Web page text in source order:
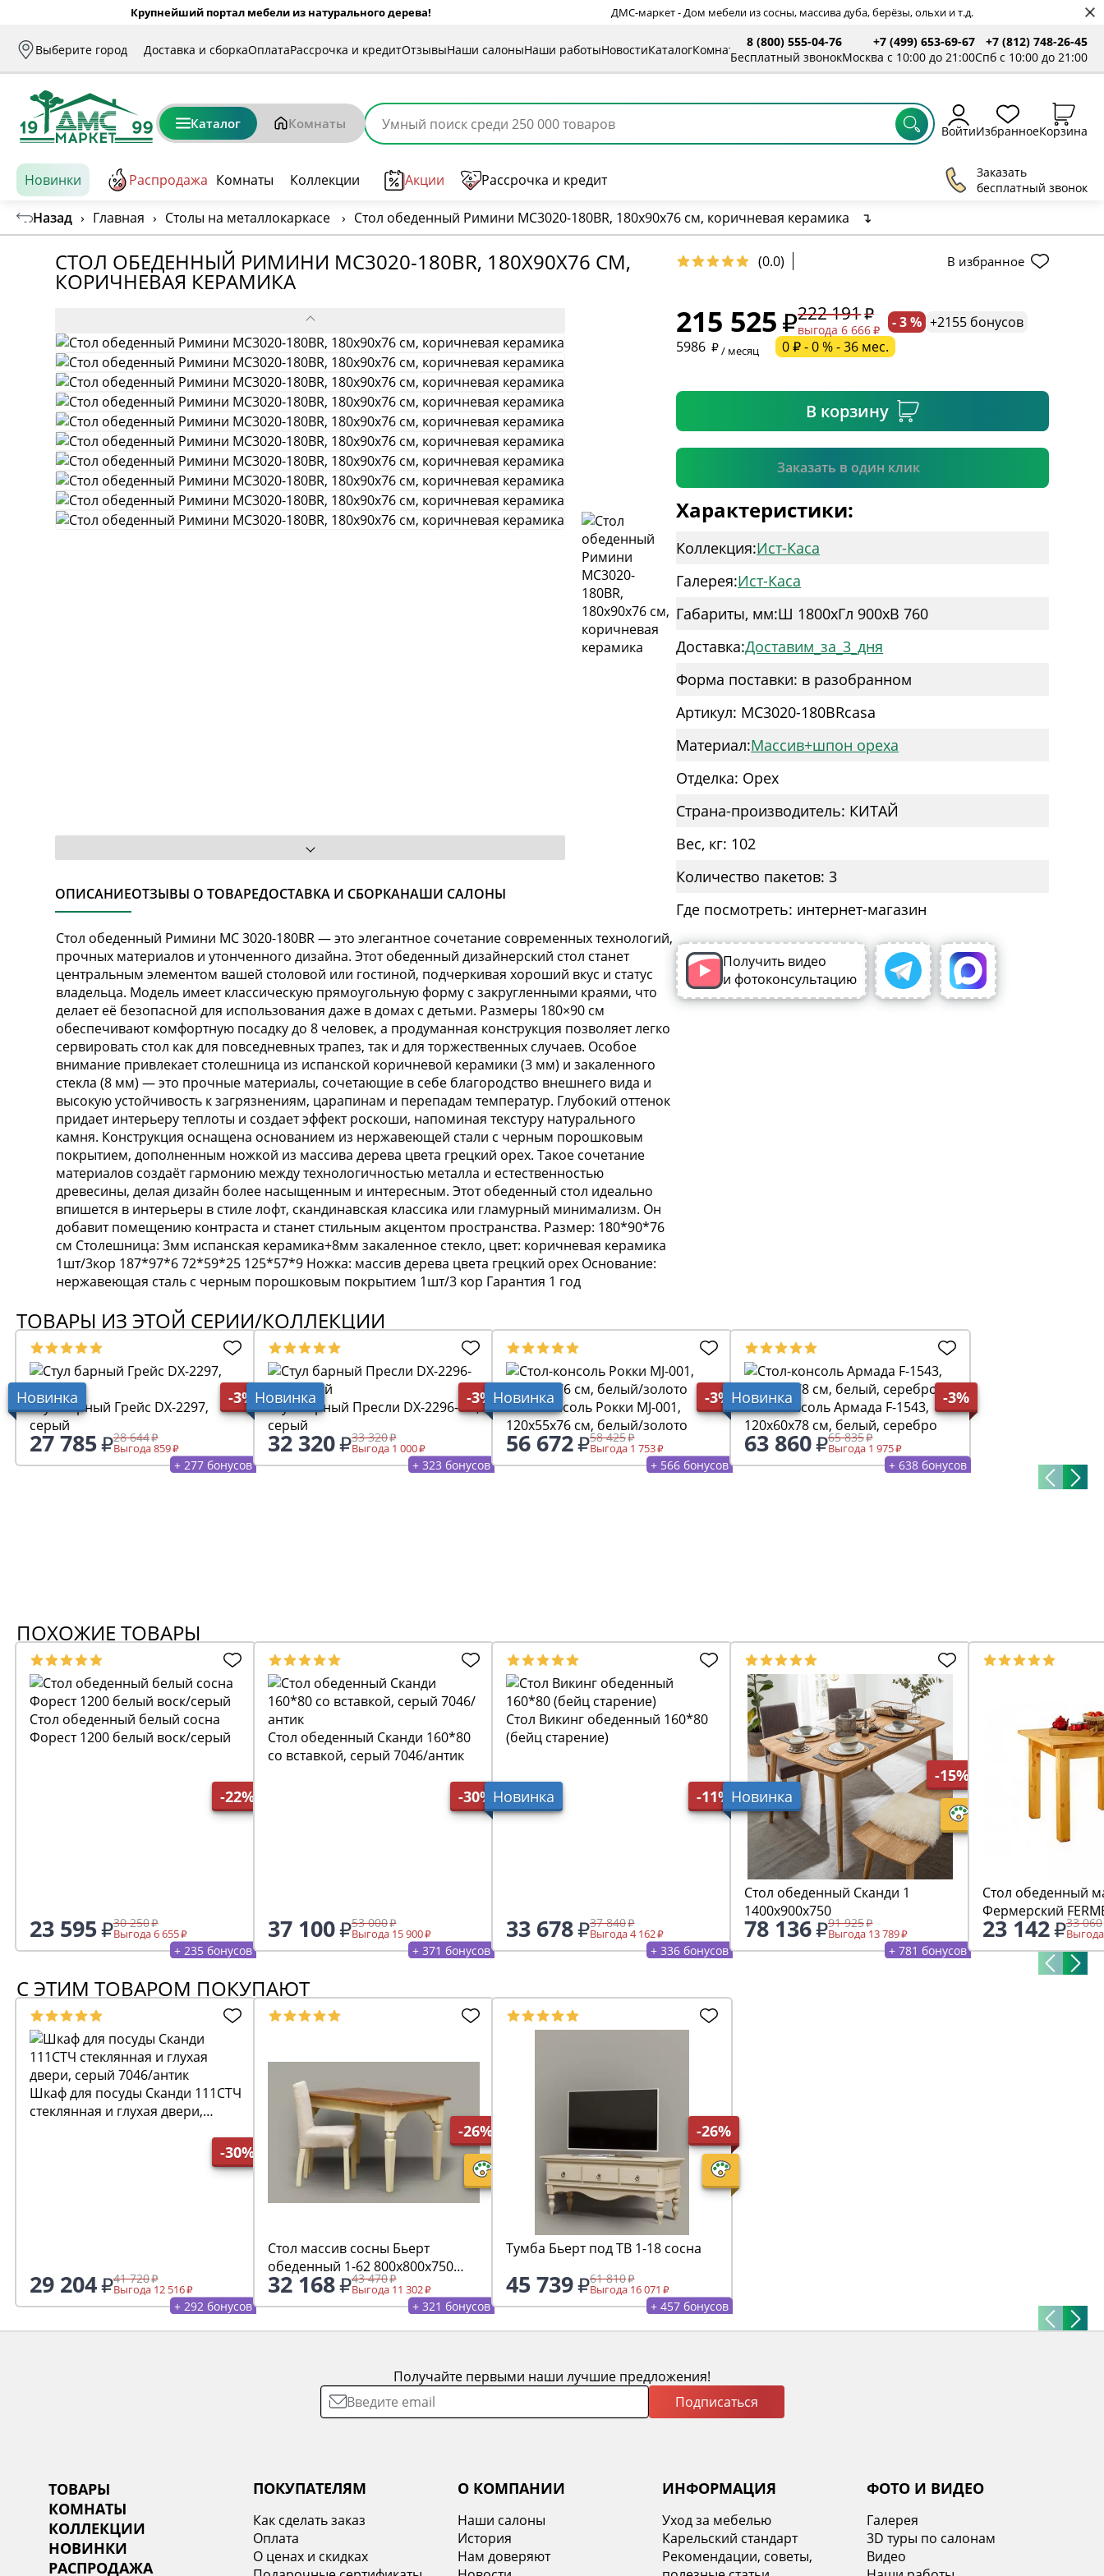
Крупнейший портал мебели из натурального дерева! ДМС-маркет - Дом мебели из сосны, массива дуба, берёзы, ольхи и т.д.
Выберите город Доставка и сборкаОплатаРассрочка и кредитОтзывыНаши салоныНаши работыНовостиКаталогКомнаты
8 (800) 555-04-76
Бесплатный звонок
+7 (499) 653-69-67
Москва с 10:00 до 21:00
+7 (812) 748-26-45
Спб с 10:00 до 21:00
Каталог Комнаты ВойтиИзбранноеКорзина
Новинки Распродажа Комнаты Коллекции Акции Рассрочка и кредит
Заказать
бесплатный звонок
Назад › Главная › Столы на металлокаркасе › Стол обеденный Римини MC3020-180BR, 180х90х76 см, коричневая керамика ↴
СТОЛ ОБЕДЕННЫЙ РИМИНИ MC3020-180BR, 180Х90Х76 СМ,
КОРИЧНЕВАЯ КЕРАМИКА
(0.0) В избранное
ОПИСАНИЕОТЗЫВЫ О ТОВАРЕДОСТАВКА И СБОРКАНАШИ САЛОНЫ
Стол обеденный Римини MC 3020-180BR — это элегантное сочетание современных технологий,
прочных материалов и утонченного дизайна. Этот обеденный дизайнерский стол станет
центральным элементом вашей столовой или гостиной, подчеркивая хороший вкус и статус
владельца. Модель имеет классическую прямоугольную форму с закругленными краями, что
делает её безопасной для использования даже в домах с детьми. Размеры 180×90 см
обеспечивают комфортную посадку до 8 человек, а продуманная конструкция позволяет легко
сервировать стол как для повседневных трапез, так и для торжественных случаев. Особое
внимание привлекает столешница из испанской коричневой керамики (3 мм) и закаленного
стекла (8 мм) — это прочные материалы, сочетающие в себе благородство внешнего вида и
высокую устойчивость к загрязнениям, царапинам и перепадам температур. Глубокий оттенок
придает интерьеру теплоты и создает эффект роскоши, напоминая текстуру натурального
камня. Конструкция оснащена основанием из нержавеющей стали с черным порошковым
покрытием, дополненным ножкой из массива дерева цвета грецкий орех. Такое сочетание
материалов создаёт гармонию между технологичностью металла и естественностью
древесины, делая дизайн более насыщенным и интересным. Этот обеденный стол идеально
впишется в интерьеры в стиле лофт, скандинавская классика или гламурный минимализм. Он
добавит помещению контраста и станет стильным акцентом пространства. Размер: 180*90*76
см Столешница: 3мм испанская керамика+8мм закаленное стекло, цвет: коричневая керамика
1шт/3кор 187*97*6 72*59*25 125*57*9 Ножка: массив дерева цвета грецкий орех Основание:
нержавеющая сталь с черным порошковым покрытием 1шт/3 кор Гарантия 1 год
215 525 222 191
выгода 6 666 - 3 % +2155 бонусов
5986
/ месяц 0 ₽ - 0 % - 36 мес.
В корзину
Заказать в один клик
* обязательное поле
* необязательное поле
Подтвердить
Характеристики:
Коллекция:Ист-Каса
Галерея:Ист-Каса
Габариты, мм:Ш 1800xГл 900xВ 760
Доставка:Доставим_за_3_дня
Форма поставки: в разобранном
Артикул: MC3020-180BRcasa
Материал:Массив+шпон ореха
Отделка: Орех
Страна-производитель: КИТАЙ
Вес, кг: 102
Количество пакетов: 3
Где посмотреть: интернет-магазин
Получить видео
и фотоконсультацию
ТОВАРЫ ИЗ ЭТОЙ СЕРИИ/КОЛЛЕКЦИИ
Новинка -3%
Стул барный Грейс DX-2297,
серый
27 785 28 644
Выгода 859
+ 277 бонусов
Новинка -3%
Стул барный Пресли DX-2296-1.1,
серый
32 320 33 320
Выгода 1 000
+ 323 бонусов
Новинка -3%
Стол-консоль Рокки MJ-001,
120х55х76 см, белый/золото
56 672 58 425
Выгода 1 753
+ 566 бонусов
Новинка -3%
Стол-консоль Армада F-1543,
120х60х78 см, белый, серебро
63 860 65 835
Выгода 1 975
+ 638 бонусов
ПОХОЖИЕ ТОВАРЫ
-22%
Стол обеденный белый сосна
Форест 1200 белый воск/серый
23 595 30 250
Выгода 6 655
+ 235 бонусов
-30%
Стол обеденный Сканди 160*80
со вставкой, серый 7046/антик
37 100 53 000
Выгода 15 900
+ 371 бонусов
Новинка -11%
Стол Викинг обеденный 160*80
(бейц старение)
33 678 37 840
Выгода 4 162
+ 336 бонусов
Новинка
-15%
Стол обеденный Сканди 1
1400x900x750
78 136 91 925
Выгода 13 789
+ 781 бонусов
Стол обеденный
Фермерский
х 80
23 142 33 060
С ЭТИМ ТОВАРОМ ПОКУПАЮТ
-30%
Шкаф для посуды Сканди 111СТЧ
стеклянная и глухая двери,
29 204 41 720
Выгода 12 516
+ 292 бонусов
-26%
Стол массив сосны Бьерт
обеденный 1-62 800х800х750
сосна
32 168 43 470
Выгода 11 302
+ 321 бонусов
-26%
Тумба Бьерт под ТВ 1-18 сосна
45 739 61 810
Выгода 16 071
+ 457 бонусов
Получайте первыми наши лучшие предложения!
Подписаться
ТОВАРЫ
КОМНАТЫ
КОЛЛЕКЦИИ
НОВИНКИ
РАСПРОДАЖА
ПОКУПАТЕЛЯМ
Как сделать заказ
Оплата
О ценах и скидках
О КОМПАНИИ
Наши салоны
История
Нам доверяют
ИНФОРМАЦИЯ
Уход за мебелью
Карельский стандарт
Рекомендации, советы,
ФОТО И ВИДЕО
Галерея
3D туры по салонам
Видео